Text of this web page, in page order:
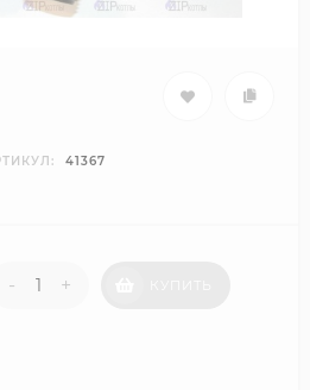
41367
- +